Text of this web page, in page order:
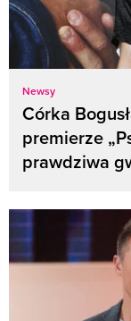
Newsy
Córka
premierze
prawdziwa